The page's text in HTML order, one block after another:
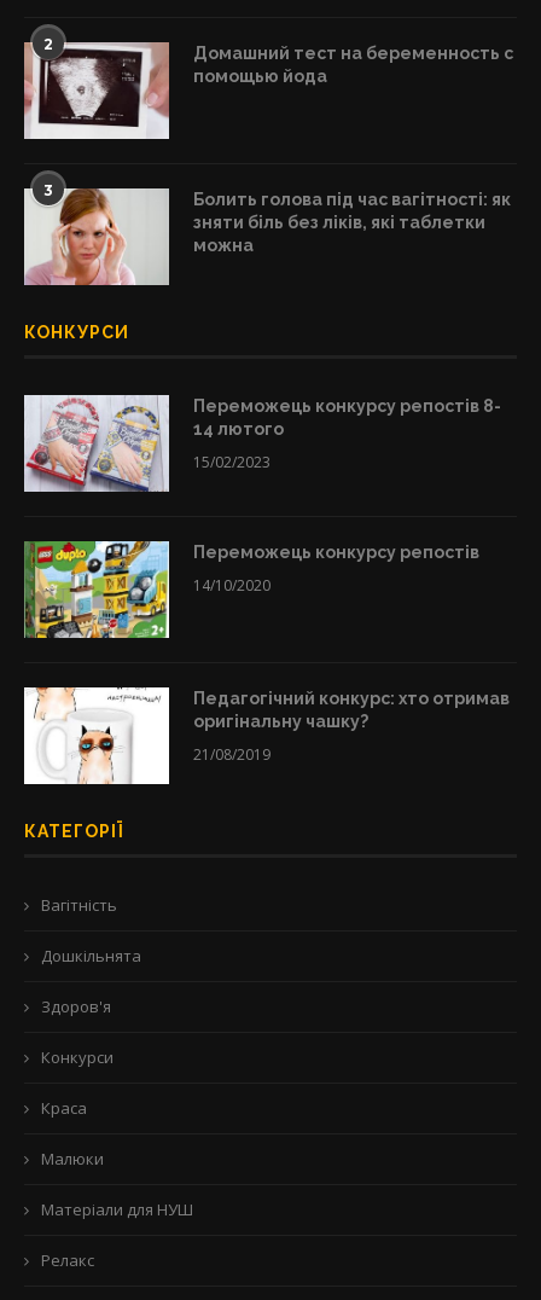
2
Домашний тест на беременность с
помощью йода
3
Болить голова під час вагітності: як
зняти біль без ліків, які таблетки
можна
КОНКУРСИ
Переможець конкурсу репостів 8-
14 лютого
15/02/2023
Переможець конкурсу репостів
14/10/2020
Педагогічний конкурс: хто отримав
оригінальну чашку?
21/08/2019
КАТЕГОРІЇ
Вагітність
Дошкільнята
Здоров'я
Конкурси
Краса
Малюки
Матеріали для НУШ
Релакс